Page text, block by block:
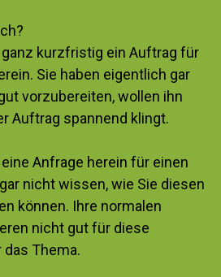
kurzfristig ein Auftrag für
Sie haben eigentlich gar
vorzubereiten, wollen ihn
Auftrag spannend klingt.
Anfrage herein für einen
nicht wissen, wie Sie diesen
können. Ihre normalen
nicht gut für diese
das Thema.